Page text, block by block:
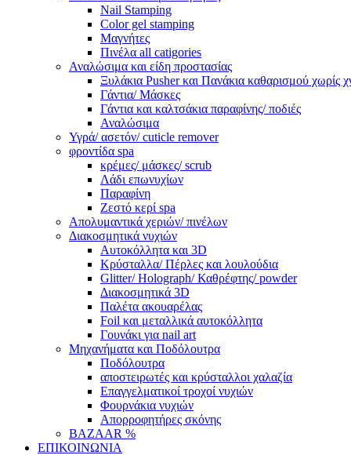
Nail Stamping
Color gel stamping
Μαγνήτες
Πινέλα all catigories
Αναλώσιμα και είδη προστασίας
Ξυλάκια Pusher και Πανάκια καθαρισμού χωρίς
Γάντια/ Μάσκες
Γάντια και καλτσάκια παραφίνης/ ποδιές
Αναλώσιμα
Υγρά/ ασετόν/ cuticle remover
φροντίδα spa
κρέμες/ μάσκες/ scrub
Λάδι επωνυχίων
Παραφίνη
Ζεστό κερί spa
Απολυμαντικά χεριών/ πινέλων
Διακοσμητικά νυχιών
Αυτοκόλλητα και 3D
Κρύσταλλα/ Πέρλες και λουλούδια
Glitter/ Holograph/ Καθρέφτης/ powder
Διακοσμητικά 3D
Παλέτα ακουαρέλας
Foil και μεταλλικά αυτοκόλλητα
Γουνάκι για nail art
Μηχανήματα και Ποδόλουτρα
Ποδόλουτρα
αποστειρωτές και κρύσταλλοι χαλαζία
Επαγγελματικοί τροχοί νυχιών
Φουρνάκια νυχιών
Απορροφητήρες σκόνης
BAZAAR %
ΕΠΙΚΟΙΝΩΝΙΑ